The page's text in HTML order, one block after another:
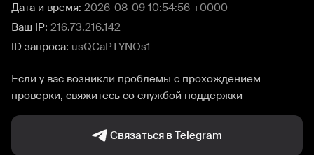
Дата и время: 2026-08-09 10:54:56 +0000
Ваш IP: 216.73.216.142
ID запроса: usQCaPTYNOs1
Если у вас возникли проблемы с прохождением
проверки, свяжитесь со службой поддержки
Связаться в Telegram